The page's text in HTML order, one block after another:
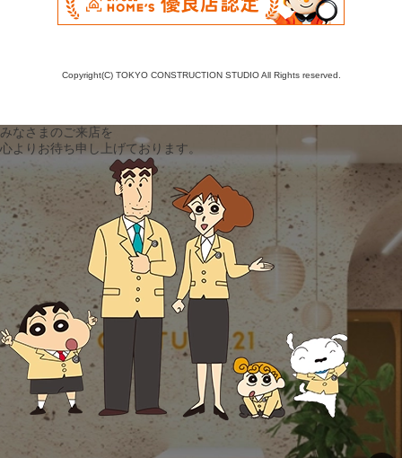
Copyright(C) TOKYO CONSTRUCTION STUDIO All Rights reserved.
みなさまのご来店を
心よりお待ち申し上げております。